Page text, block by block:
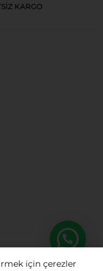
KARGO
için çerezler